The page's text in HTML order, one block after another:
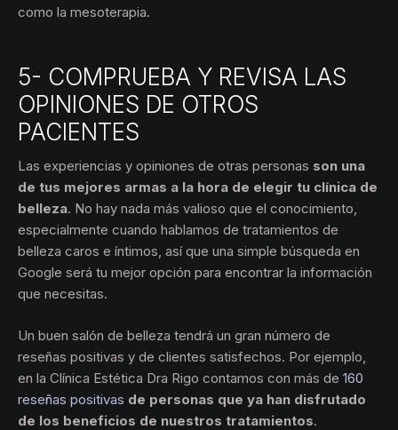
como la mesoterapia.
5- COMPRUEBA Y REVISA LAS
OPINIONES DE OTROS
PACIENTES
Las experiencias y opiniones de otras personas son una
de tus mejores armas a la hora de elegir tu clínica de
belleza. No hay nada más valioso que el conocimiento,
especialmente cuando hablamos de tratamientos de
belleza caros e íntimos, así que una simple búsqueda en
Google será tu mejor opción para encontrar la información
que necesitas.
Un buen salón de belleza tendrá un gran número de
reseñas positivas y de clientes satisfechos. Por ejemplo,
en la Clínica Estética Dra Rigo contamos con más de 160
reseñas positivas de personas que ya han disfrutado
de los beneficios de nuestros tratamientos.